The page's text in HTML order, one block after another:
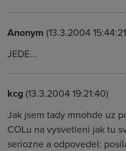
Anonym (13.3.2004
JEDE...
kcg(13.3.2004 19:21:40)
Jak jsem tady mnohde uz
COLu na vysvetleni jak tu
seriozne a odpovedel: